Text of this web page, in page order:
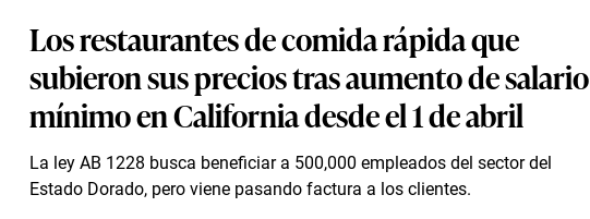
Los restaurantes de comida rápida que
subieron sus precios tras aumento de salario
mínimo en California desde el 1 de abril
La ley AB 1228 busca beneficiar a 500,000 empleados del sector del
Estado Dorado, pero viene pasando factura a los clientes.